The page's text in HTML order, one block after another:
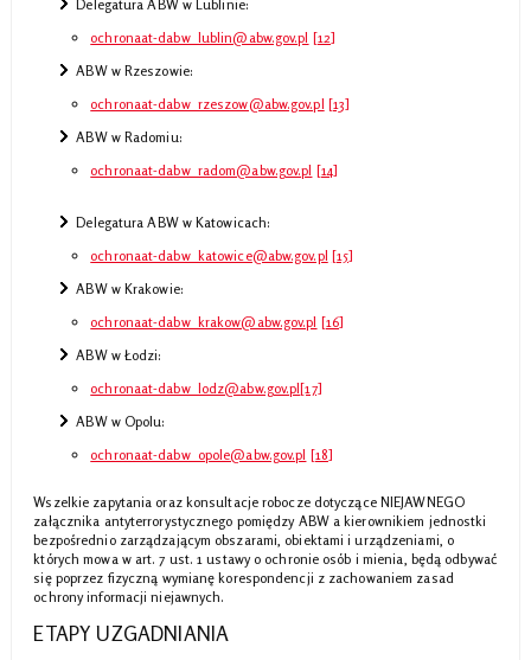
Delegatura ABW w Lublinie:
ochronaat-dabw_lublin@abw.gov.pl [12]
ABW w Rzeszowie:
ochronaat-dabw_rzeszow@abw.gov.pl [13]
ABW w Radomiu:
ochronaat-dabw_radom@abw.gov.pl [14]
Delegatura ABW w Katowicach:
ochronaat-dabw_katowice@abw.gov.pl [15]
ABW w Krakowie:
ochronaat-dabw_krakow@abw.gov.pl [16]
ABW w Łodzi:
ochronaat-dabw_lodz@abw.gov.pl[17]
ABW w Opolu:
ochronaat-dabw_opole@abw.gov.pl [18]​
Wszelkie zapytania oraz konsultacje robocze dotyczące NIEJAWNEGO
załącznika antyterrorystycznego pomiędzy ABW a kierownikiem jednostki
bezpośrednio zarządzającym obszarami, obiektami i urządzeniami, o
których mowa w art. 7 ust. 1 ustawy o ochronie osób i mienia, będą odbywać
się poprzez fizyczną wymianę korespondencji z zachowaniem zasad
ochrony informacji niejawnych.
ETAPY UZGADNIANIA